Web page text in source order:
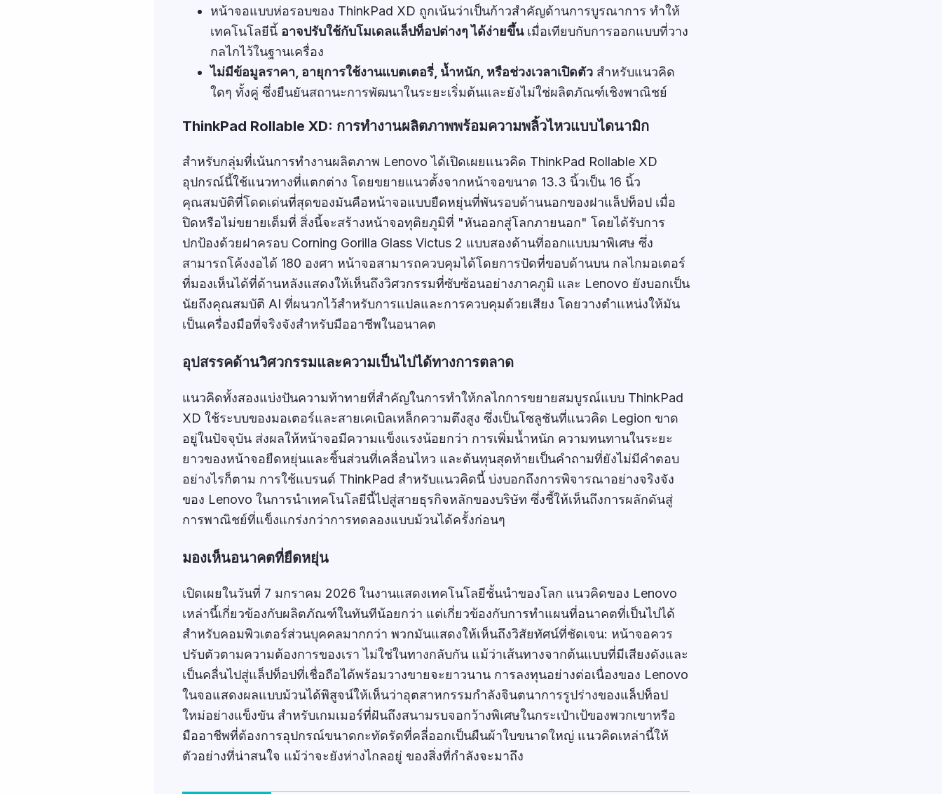
หน้าจอแบบห่อรอบของ ThinkPad XD ถูกเน้นว่าเป็นก้าวสำคัญด้านการบูรณาการ ทำให้
เทคโนโลยีนี้ อาจปรับใช้กับโมเดลแล็ปท็อปต่างๆ ได้ง่ายขึ้นเมื่อเทียบกับการออกแบบที่วาง
กลไกไว้ในฐานเครื่อง
ไม่มีข้อมูลราคา, อายุการใช้งานแบตเตอรี่, น้ำหนัก, หรือช่วงเวลาเปิดตัว สำหรับแนวคิด
ใดๆ ทั้งคู่ ซึ่งยืนยันสถานะการพัฒนาในระยะเริ่มต้นและยังไม่ใช่ผลิตภัณฑ์เชิงพาณิชย์
ThinkPad Rollable XD: การทำงานผลิตภาพพร้อมความพลิ้วไหวแบบไดนามิก
สำหรับกลุ่มที่เน้นการทำงานผลิตภาพ Lenovo ได้เปิดเผยแนวคิด ThinkPad Rollable XD
อุปกรณ์นี้ใช้แนวทางที่แตกต่าง โดยขยายแนวตั้งจากหน้าจอขนาด 13.3 นิ้วเป็น 16 นิ้ว
คุณสมบัติที่โดดเด่นที่สุดของมันคือหน้าจอแบบยืดหยุ่นที่พันรอบด้านนอกของฝาแล็ปท็อป เมื่อ
ปิดหรือไม่ขยายเต็มที่ สิ่งนี้จะสร้างหน้าจอทุติยภูมิที่ "หันออกสู่โลกภายนอก" โดยได้รับการ
ปกป้องด้วยฝาครอบ Corning Gorilla Glass Victus 2 แบบสองด้านที่ออกแบบมาพิเศษ ซึ่ง
สามารถโค้งงอได้ 180 องศา หน้าจอสามารถควบคุมได้โดยการปัดที่ขอบด้านบน กลไกมอเตอร์
ที่มองเห็นได้ที่ด้านหลังแสดงให้เห็นถึงวิศวกรรมที่ซับซ้อนอย่างภาคภูมิ และ Lenovo ยังบอกเป็น
นัยถึงคุณสมบัติ AI ที่ผนวกไว้สำหรับการแปลและการควบคุมด้วยเสียง โดยวางตำแหน่งให้มัน
เป็นเครื่องมือที่จริงจังสำหรับมืออาชีพในอนาคต
อุปสรรคด้านวิศวกรรมและความเป็นไปได้ทางการตลาด
แนวคิดทั้งสองแบ่งปันความท้าทายที่สำคัญในการทำให้กลไกการขยายสมบูรณ์แบบ ThinkPad
XD ใช้ระบบของมอเตอร์และสายเคเบิลเหล็กความตึงสูง ซึ่งเป็นโซลูชันที่แนวคิด Legion ขาด
อยู่ในปัจจุบัน ส่งผลให้หน้าจอมีความแข็งแรงน้อยกว่า การเพิ่มน้ำหนัก ความทนทานในระยะ
ยาวของหน้าจอยืดหยุ่นและชิ้นส่วนที่เคลื่อนไหว และต้นทุนสุดท้ายเป็นคำถามที่ยังไม่มีคำตอบ
อย่างไรก็ตาม การใช้แบรนด์ ThinkPad สำหรับแนวคิดนี้ บ่งบอกถึงการพิจารณาอย่างจริงจัง
ของ Lenovo ในการนำเทคโนโลยีนี้ไปสู่สายธุรกิจหลักของบริษัท ซึ่งชี้ให้เห็นถึงการผลักดันสู่
การพาณิชย์ที่แข็งแกร่งกว่าการทดลองแบบม้วนได้ครั้งก่อนๆ
มองเห็นอนาคตที่ยืดหยุ่น
เปิดเผยในวันที่ 7 มกราคม 2026 ในงานแสดงเทคโนโลยีชั้นนำของโลก แนวคิดของ Lenovo
เหล่านี้เกี่ยวข้องกับผลิตภัณฑ์ในทันทีน้อยกว่า แต่เกี่ยวข้องกับการทำแผนที่อนาคตที่เป็นไปได้
สำหรับคอมพิวเตอร์ส่วนบุคคลมากกว่า พวกมันแสดงให้เห็นถึงวิสัยทัศน์ที่ชัดเจน: หน้าจอควร
ปรับตัวตามความต้องการของเรา ไม่ใช่ในทางกลับกัน แม้ว่าเส้นทางจากต้นแบบที่มีเสียงดังและ
เป็นคลื่นไปสู่แล็ปท็อปที่เชื่อถือได้พร้อมวางขายจะยาวนาน การลงทุนอย่างต่อเนื่องของ Lenovo
ในจอแสดงผลแบบม้วนได้พิสูจน์ให้เห็นว่าอุตสาหกรรมกำลังจินตนาการรูปร่างของแล็ปท็อป
ใหม่อย่างแข็งขัน สำหรับเกมเมอร์ที่ฝันถึงสนามรบจอกว้างพิเศษในกระเป๋าเป้ของพวกเขาหรือ
มืออาชีพที่ต้องการอุปกรณ์ขนาดกะทัดรัดที่คลี่ออกเป็นผืนผ้าใบขนาดใหญ่ แนวคิดเหล่านี้ให้
ตัวอย่างที่น่าสนใจ แม้ว่าจะยังห่างไกลอยู่ ของสิ่งที่กำลังจะมาถึง